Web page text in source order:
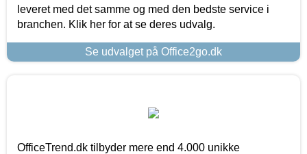
leveret med det samme og med den bedste service i
branchen. Klik her for at se deres udvalg.
Se udvalget på Office2go.dk
OfficeTrend.dk tilbyder mere end 4.000 unikke